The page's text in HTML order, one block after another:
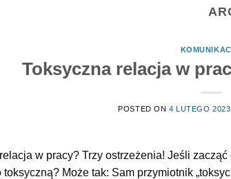
Toksyczna relacja w
POSTED ON 4 LUTEGO 2023
w pracy? Trzy ostrzeżenia! Jeśli
toksyczną? Może tak: Sam przymiotnik